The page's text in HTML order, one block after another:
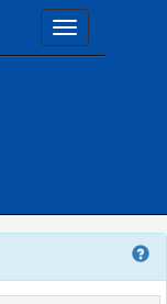
Toggle